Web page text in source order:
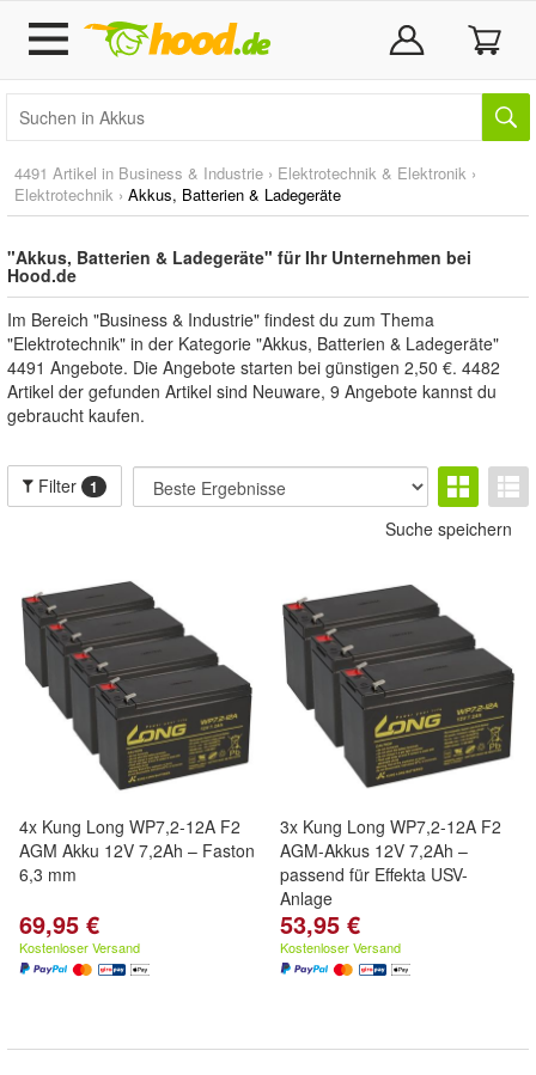
4491 Artikel in Business & Industrie › Elektrotechnik & Elektronik ›
Elektrotechnik › Akkus, Batterien & Ladegeräte
"Akkus, Batterien & Ladegeräte" für Ihr Unternehmen bei
Hood.de
Im Bereich "Business & Industrie" findest du zum Thema
"Elektrotechnik" in der Kategorie "Akkus, Batterien & Ladegeräte"
4491 Angebote. Die Angebote starten bei günstigen 2,50 €. 4482
Artikel der gefunden Artikel sind Neuware, 9 Angebote kannst du
gebraucht kaufen.
Filter 1
Suche speichern
4x Kung Long WP7,2-12A F2
AGM Akku 12V 7,2Ah – Faston
6,3 mm
69,95 €
Kostenloser Versand
3x Kung Long WP7,2-12A F2
AGM-Akkus 12V 7,2Ah –
passend für Effekta USV-
Anlage
53,95 €
Kostenloser Versand